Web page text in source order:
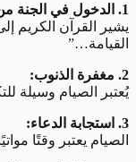
1. الدخول في الجنة من باب الريان:
يشير القرآن الكريم
القيامة…”
2. مغفرة الذنوب:
يُعتبر الصيام وسيلة
3. استجابة الدعاء:
الصيام يعتبر وقتًا